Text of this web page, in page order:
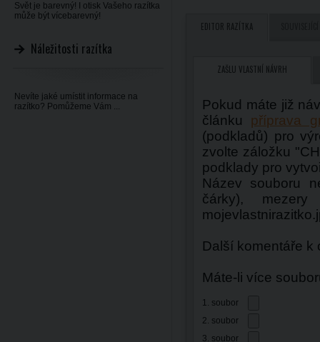
EDITOR RAZÍTKA
ZAŠLU VLASTNÍ NÁVRH
Pokud máte již
článku příprava
(podkladů) pro
zvolte záložku
podklady pro
Název souboru
čárky),
Další komentáře k
Máte-li více
1. soubor
2. soubor
3. soubor
Svět je barevný! I otisk Vašeho razítka
může být vícebarevný!
Náležitosti razítka
Nevíte jaké umístit informace na
razítko? Pomůžeme Vám ...